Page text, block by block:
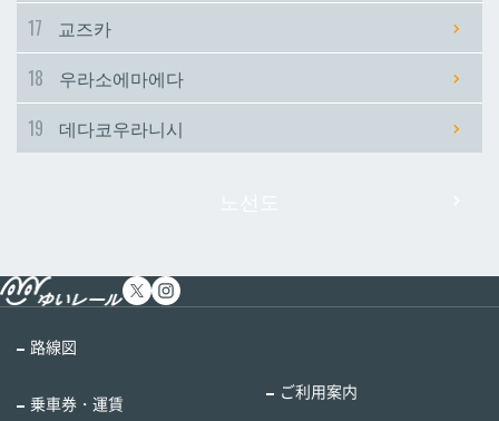
17
교즈카
18
우라소에마에다
19
데다코우라니시
路線図
乗車券・運賃
ご利用案内